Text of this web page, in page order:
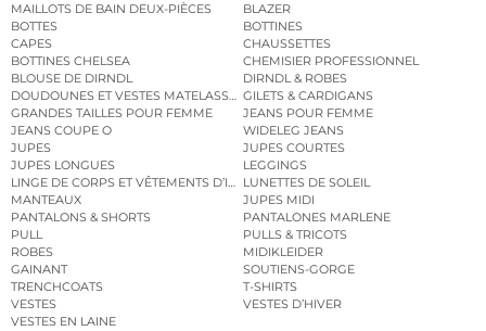
MAILLOTS DE BAIN DEUX-PIÈCES
BLAZER
BOTTES
BOTTINES
CAPES
CHAUSSETTES
BOTTINES CHELSEA
CHEMISIER PROFESSIONNEL
BLOUSE DE DIRNDL
DIRNDL & ROBES
DOUDOUNES ET VESTES MATELASSÉESGILETS & CARDIGANS
GRANDES TAILLES POUR FEMME
JEANS POUR FEMME
JEANS COUPE O
WIDELEG JEANS
JUPES
JUPES COURTES
JUPES LONGUES
LEGGINGS
LINGE DE CORPS ET VÊTEMENTS D’INTÉRIEURLUNETTES DE SOLEIL
MANTEAUX
JUPES MIDI
PANTALONS & SHORTS
PANTALONES MARLENE
PULL
PULLS & TRICOTS
ROBES
MIDIKLEIDER
GAINANT
SOUTIENS-GORGE
TRENCHCOATS
T-SHIRTS
VESTES
VESTES D’HIVER
VESTES EN LAINE